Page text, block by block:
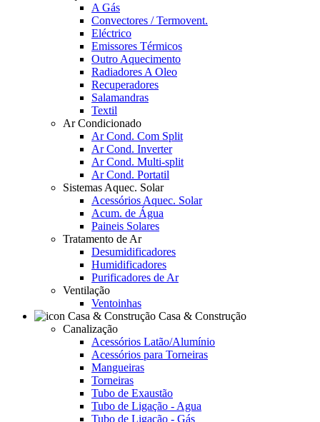
A Gás
Convectores / Termovent.
Eléctrico
Emissores Térmicos
Outro Aquecimento
Radiadores A Oleo
Recuperadores
Salamandras
Textil
Ar Condicionado
Ar Cond. Com Split
Ar Cond. Inverter
Ar Cond. Multi-split
Ar Cond. Portatil
Sistemas Aquec. Solar
Acessórios Aquec. Solar
Acum. de Água
Paineis Solares
Tratamento de Ar
Desumidificadores
Humidificadores
Purificadores de Ar
Ventilação
Ventoinhas
Casa & Construção
Canalização
Acessórios Latão/Alumínio
Acessórios para Torneiras
Mangueiras
Torneiras
Tubo de Exaustão
Tubo de Ligação - Agua
Tubo de Ligação - Gás